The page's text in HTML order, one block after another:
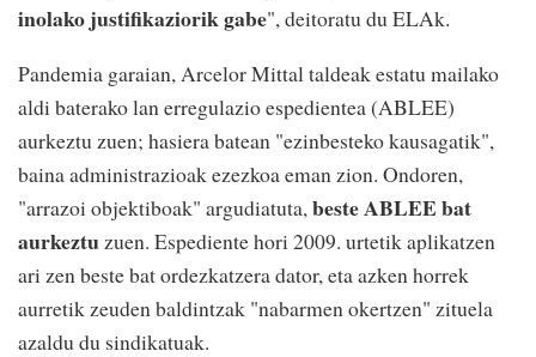
inolako justifikaziorik gabe", deitoratu du ELAk.
Pandemia garaian, Arcelor Mittal taldeak estatu mailako
aldi baterako lan erregulazio espedientea (ABLEE)
aurkeztu zuen; hasiera batean "ezinbesteko kausagatik",
baina administrazioak ezezkoa eman zion. Ondoren,
"arrazoi objektiboak" argudiatuta, beste ABLEE bat
aurkeztu zuen. Espediente hori 2009. urtetik aplikatzen
ari zen beste bat ordezkatzera dator, eta azken horrek
aurretik zeuden baldintzak "nabarmen okertzen" zituela
azaldu du sindikatuak.